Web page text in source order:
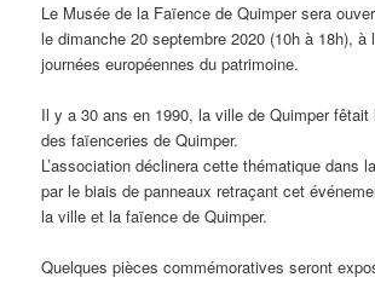
Le Musée de la Faïence de Quimper sera
le dimanche 20 septembre 2020 (10h à 18h), à
journées européennes du patrimoine.
Il y a 30 ans en 1990, la ville de Quimper fêtait
des faïenceries de Quimper.
L’association déclinera cette thématique dans
par le biais de panneaux retraçant cet
la ville et la faïence de Quimper.
Quelques pièces commémoratives seront